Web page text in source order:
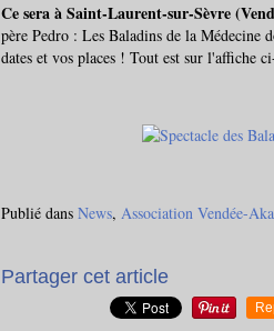
Ce sera à Saint-Laurent-sur-Sèvre
père Pedro : Les Baladins de la Médecine
dates et vos places ! Tout est sur l'affiche
Publié dans News, Association Vendée-
Partager cet article